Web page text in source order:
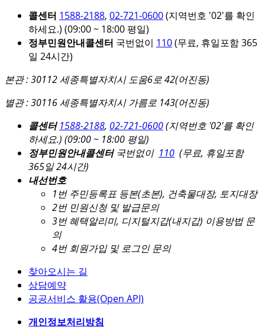
콜센터 1588-2188, 02-721-0600(지역번호 '02'를 확인
하세요.) (09:00 ~ 18:00 평일)
정부민원안내콜센터 국번없이 110(무료, 휴일포함 365
일 24시간)
본관 : 30112 세종특별자치시 도움6로 42(어진동)
별관 : 30116 세종특별자치시 가름로 143(어진동)
콜센터 1588-2188, 02-721-0600(지역번호 '02'를 확인
하세요.) (09:00 ~ 18:00 평일)
정부민원안내콜센터국번없이 110 (무료, 휴일포함
365일 24시간)
내선번호
1번 주민등록표 등본(초본), 건축물대장, 토지대장
2번 민원신청 및 발급문의
3번 혜택알리미, 디지털지갑(내지갑) 이용방법 문
의
4번 회원가입 및 로그인 문의
찾아오시는 길
상담예약
공공서비스 활용(Open API)
개인정보처리방침